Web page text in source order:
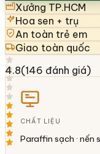
Xưởng TP.HCM
Hoa sen + trụ
An toàn trẻ em
Giao toàn quốc
4.8(146 đánh giá)
CHẤT LIỆU
Paraffin sạch · nến